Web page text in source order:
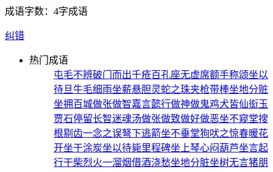
成语字数： 4字成语
纠错
热门成语
屯毛不辨破门而出千疮百孔座无虚席额手称颂坐以
待旦牛毛细雨坐薪悬胆灵蛇之珠夹枪带棒坐地分赃
坐拥百城做张做智嘉言懿行做神做鬼鸡犬皆仙衒玉
贾石停留长智迷魂汤做张做致做好做恶坐不窥堂搜
根剔齿一念之误弩下逃箭坐不垂堂狗吠之惊春暖花
开坐于涂炭坐以待毙里程碑坐上琴心闷葫芦坐言起
行干柴烈火一溜烟借酒浇愁坐地分脏坐树无言猪朋